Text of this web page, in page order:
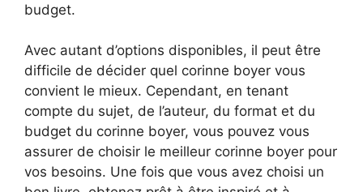
budget.
Avec autant d’options disponibles, il peut être
difficile de décider quel corinne boyer vous
convient le mieux. Cependant, en tenant
compte du sujet, de l’auteur, du format et du
budget du corinne boyer, vous pouvez vous
assurer de choisir le meilleur corinne boyer pour
vos besoins. Une fois que vous avez choisi un